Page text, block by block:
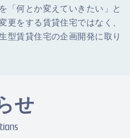
「何とか変えていきたい」と
更をする賃貸住宅ではなく、
型賃貸住宅の企画開発に取り
せ